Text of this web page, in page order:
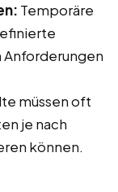
Temporäre
Anforderungen
müssen oft
je nach
können.